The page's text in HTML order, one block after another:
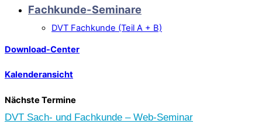
Fachkunde-Seminare
DVT Fachkunde (Teil A + B)
Download-Center
Kalenderansicht
Nächste Termine
DVT Sach- und Fachkunde – Web-Seminar